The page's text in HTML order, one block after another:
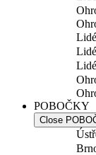
POBOČKY
Close